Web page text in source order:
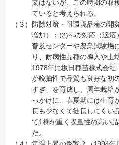
文はないが、この時期の収
ていると考えられる。
（３） 防除対策・耐環境品種の開
増加）：(2)への対応（適応
普及センターや農業試験場
り、耐病性品種の導入や土
1978年に坂田種苗株式会社
が晩抽性で品質も良好な初
すぎ」を育成し、周年栽培
っかけに、春夏期には生育
長も少なくて徒長しにくい
て1株が重く収量性の高い
だ。
（４） 気温上昇の影響？（1994年